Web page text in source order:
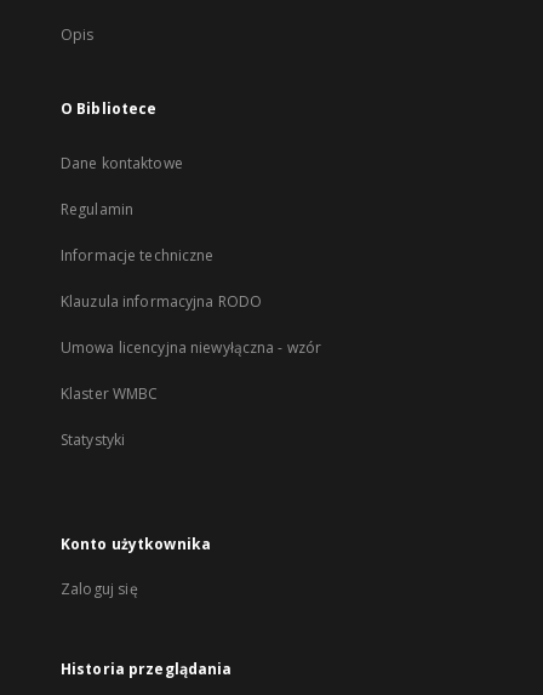
Opis
O Bibliotece
Dane kontaktowe
Regulamin
Informacje techniczne
Klauzula informacyjna RODO
Umowa licencyjna niewyłączna - wzór
Klaster WMBC
Statystyki
Konto użytkownika
Zaloguj się
Historia przeglądania